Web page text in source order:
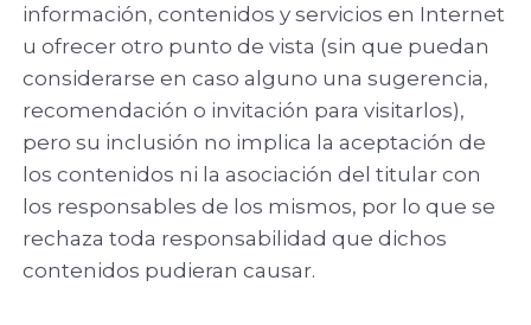
información, contenidos y servicios en Internet
u ofrecer otro punto de vista (sin que puedan
considerarse en caso alguno una sugerencia,
recomendación o invitación para visitarlos),
pero su inclusión no implica la aceptación de
los contenidos ni la asociación del titular con
los responsables de los mismos, por lo que se
rechaza toda responsabilidad que dichos
contenidos pudieran causar.